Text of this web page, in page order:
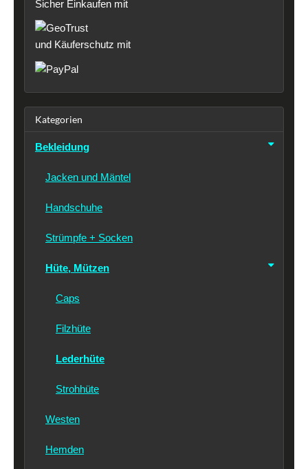
Sicher Einkaufen mit
und Käuferschutz mit
Kategorien
Bekleidung
Jacken und Mäntel
Handschuhe
Strümpfe + Socken
Hüte, Mützen
Caps
Filzhüte
Lederhüte
Strohhüte
Westen
Hemden